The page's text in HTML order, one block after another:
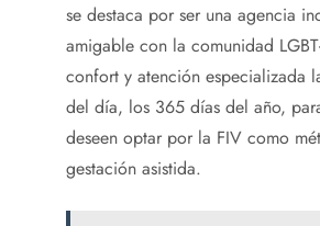
se destaca por ser una agencia
amigable con la comunidad
confort y atención especializada
del día, los 365 días del año,
deseen optar por la FIV como
gestación asistida.